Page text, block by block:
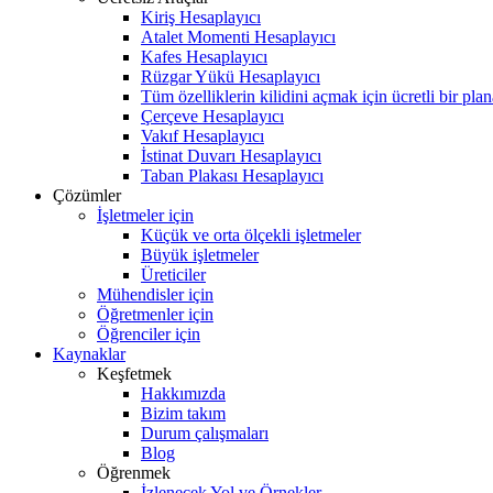
Kiriş Hesaplayıcı
Atalet Momenti Hesaplayıcı
Kafes Hesaplayıcı
Rüzgar Yükü Hesaplayıcı
Tüm özelliklerin kilidini açmak için ücretli bir
Çerçeve Hesaplayıcı
Vakıf Hesaplayıcı
İstinat Duvarı Hesaplayıcı
Taban Plakası Hesaplayıcı
Çözümler
İşletmeler için
Küçük ve orta ölçekli işletmeler
Büyük işletmeler
Üreticiler
Mühendisler için
Öğretmenler için
Öğrenciler için
Kaynaklar
Keşfetmek
Hakkımızda
Bizim takım
Durum çalışmaları
Blog
Öğrenmek